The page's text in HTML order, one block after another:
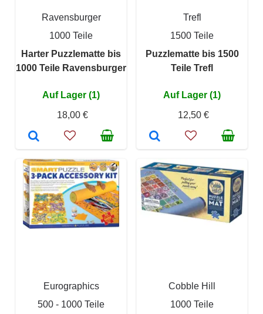
Ravensburger
1000 Teile
Harter Puzzlematte bis
1000 Teile Ravensburger
Auf Lager (1)
18,00 €
Trefl
1500 Teile
Puzzlematte bis 1500
Teile Trefl
Auf Lager (1)
12,50 €
Eurographics
500 - 1000 Teile
Cobble Hill
1000 Teile